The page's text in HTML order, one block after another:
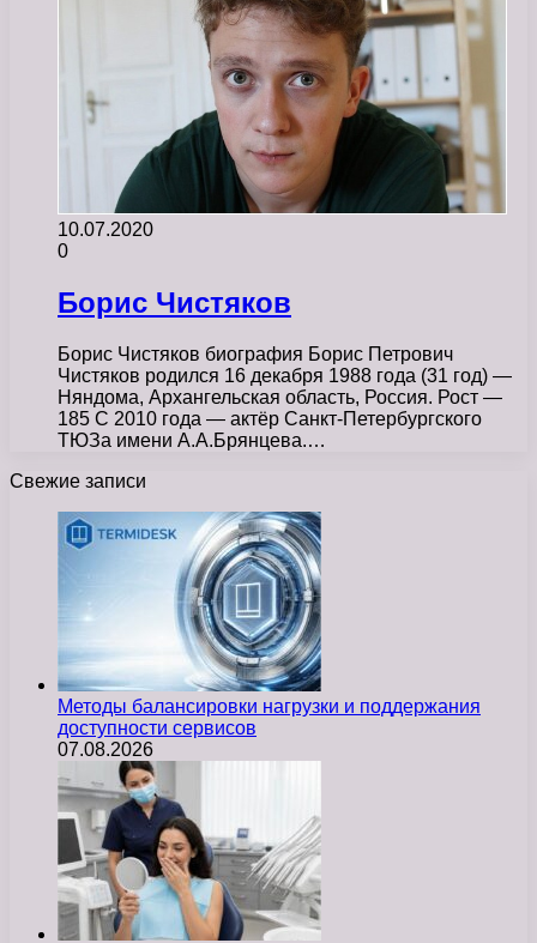
10.07.2020
0
Борис Чистяков
Борис Чистяков биография Борис Петрович
Чистяков родился 16 декабря 1988 года (31 год) —
Няндома, Архангельская область, Россия. Рост —
185 С 2010 года — актёр Санкт-Петербургского
ТЮЗа имени А.А.Брянцева.…
Свежие записи
Методы балансировки нагрузки и поддержания
доступности сервисов
07.08.2026